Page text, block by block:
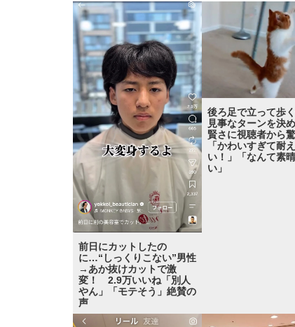
前日にカットしたの
に…“しっくりこない”男性
→あか抜けカットで激
変！ 2.9万いいね「別人
やん」「モテそう」絶賛の
声
後ろ足で立って歩く
見事なターンを決
賢さに視聴者から
「かわいすぎて耐
い！」「なんて素
い」